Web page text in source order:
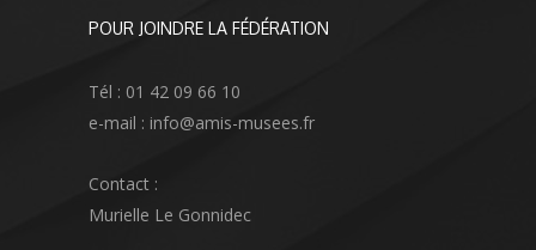
POUR JOINDRE LA FÉDÉRATION
Tél : 01 42 09 66 10
e-mail : info@amis-musees.fr
Contact :
Murielle Le Gonnidec